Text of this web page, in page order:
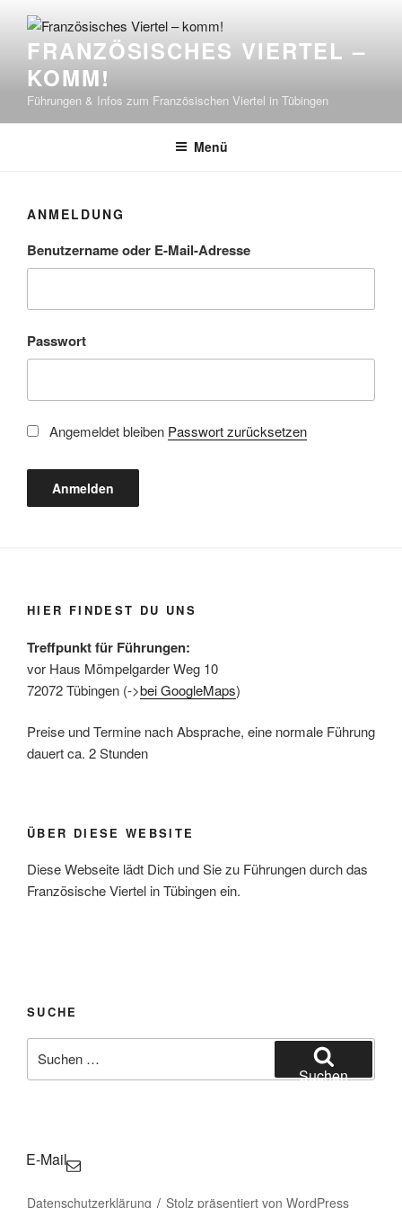
Inhalt
springenFRANZÖSISCHES VIERTEL –
KOMM!
Führungen & Infos zum Französischen Viertel in Tübingen
Menü
ANMELDUNG
Benutzername oder E-Mail-Adresse
Passwort
Angemeldet bleiben Passwort zurücksetzen
HIER FINDEST DU UNS
Treffpunkt für Führungen:
vor Haus Mömpelgarder Weg 10
72072 Tübingen (->bei GoogleMaps)
Preise und Termine nach Absprache, eine normale Führung
dauert ca. 2 Stunden
ÜBER DIESE WEBSITE
Diese Webseite lädt Dich und Sie zu Führungen durch das
Französische Viertel in Tübingen ein.
SUCHE
nach:
Suchen
E-Mail
Datenschutzerklärung Stolz präsentiert von WordPress